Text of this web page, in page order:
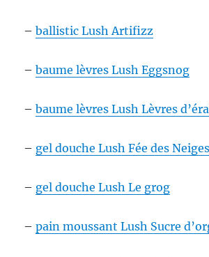
–ballistic Lush Artifizz
–baume lèvres Lush Eggsnog
–baume lèvres Lush Lèvres
– gel douche Lush Fée des Neiges
– gel douche Lush Le grog
–pain moussant Lush Sucre